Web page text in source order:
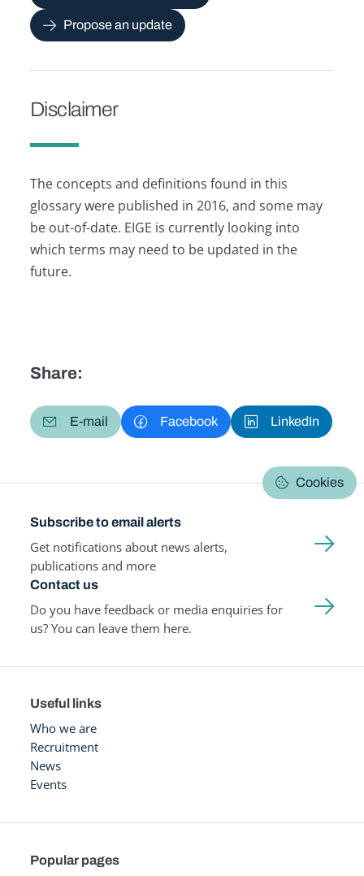
Propose an update
Disclaimer
The concepts and definitions found in this
glossary were published in 2016, and some may
be out-of-date. EIGE is currently looking into
which terms may need to be updated in the
future.
Share:
E-mail Facebook LinkedIn
Cookies
Subscribe to email alerts
Get notifications about news alerts,
publications and more
Contact us
Do you have feedback or media enquiries for
us? You can leave them here.
Useful links
Who we are
Recruitment
News
Events
Popular pages